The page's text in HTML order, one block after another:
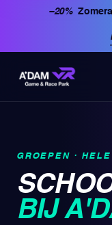
−20%
GROEPEN ·
BIJ